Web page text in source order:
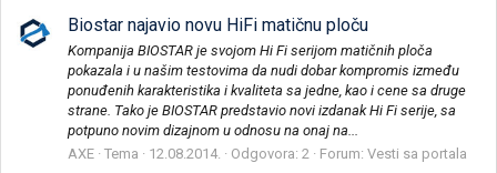
Biostar najavio novu HiFi matičnu ploču
Kompanija BIOSTAR je svojom Hi Fi serijom matičnih ploča
pokazala i u našim testovima da nudi dobar kompromis između
ponuđenih karakteristika i kvaliteta sa jedne, kao i cene sa druge
strane. Tako je BIOSTAR predstavio novi izdanak Hi Fi serije, sa
potpuno novim dizajnom u odnosu na onaj na...
AXE Tema 12.08.2014. Odgovora: 2 Forum: Vesti sa portala